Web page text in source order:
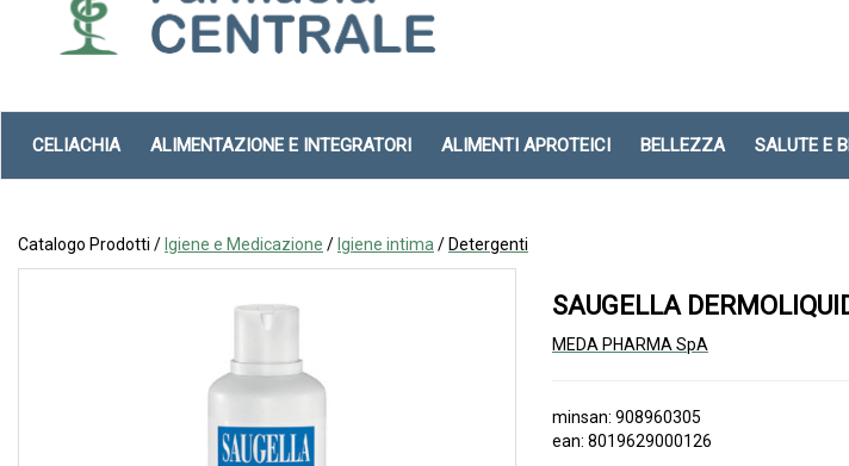
CELIACHIA ALIMENTAZIONE E INTEGRATORI ALIMENTI APROTEICI BELLEZZA SALUTE E
Catalogo Prodotti / Igiene e Medicazione / Igiene intima / Detergenti
SAUGELLA
MEDA PHARMA SpA
minsan: 908960305
ean: 8019629000126